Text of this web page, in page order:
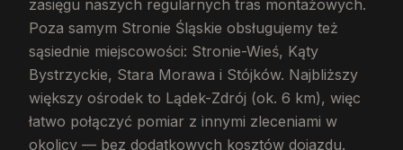
zasięgu naszych regularnych tras montażowych.
Poza samym Stronie Śląskie obsługujemy też
sąsiednie miejscowości: Stronie-Wieś, Kąty
Bystrzyckie, Stara Morawa i Stójków. Najbliższy
większy ośrodek to Lądek-Zdrój (ok. 6 km), więc
łatwo połączyć pomiar z innymi zleceniami w
okolicy — bez dodatkowych kosztów dojazdu.